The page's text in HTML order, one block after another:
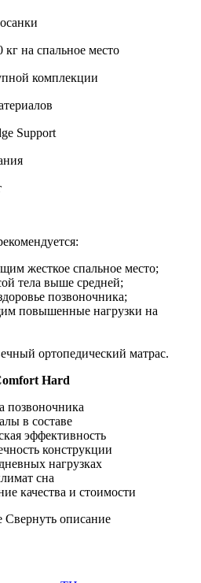
на спальное место
комплекции
Support
жесткое спальное место;
тела выше средней;
позвоночника;
повышенные нагрузки на
ортопедический матрас.
Hard
позвоночника
в составе
эффективность
конструкции
нагрузках
сна
качества и стоимости
Свернуть описание